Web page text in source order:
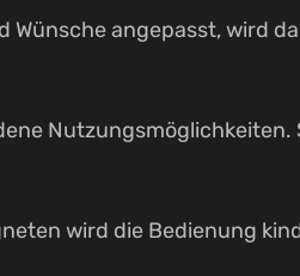
Wünsche angepasst, wird
Nutzungsmöglichkeiten.
wird die Bedienung